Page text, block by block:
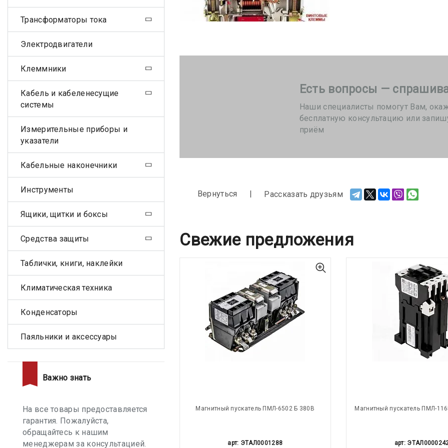
Есть вопросы —
Наши специалисты помогут Вам,
бесплатную консультацию или
приём
Вернуться Рассказать друзьям
Свежие предложения
Магнитный пускатель ПМЛ-6502 Б 380В
арт: ЭТАЛ0001288
Магнитный пускатель ПМЛ-
арт:
Трансформаторы тока
Электродвигатели
Клеммники
Кабель и кабеленесущие
системы
Измерительные приборы и
указатели
Кабельные наконечники
Инструменты
Ящики, щитки и боксы
Средства защиты
Таблички, книги, наклейки
Климатическая техника
Конденсаторы
Паяльники и аксессуары
Важно знать
На все товары предоставляется
гарантия. Пожалуйста,
обращайтесь к нашим
менеджерам за консультацией.